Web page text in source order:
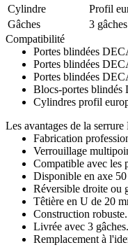
Cylindre
Profil
Gâches
3
Compatibilité
Portes blindées
Portes blindées
Portes blindées
Blocs-portes
Cylindres profil
Les avantages de la
Fabrication
Verrouillage
Compatible avec
Disponible en axe
Réversible droite ou
Têtière en U de 20
Construction robuste.
Livrée avec 3 gâches.
Remplacement à